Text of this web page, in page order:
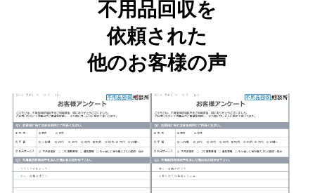
不用品回収を
依頼された
他のお客様の声